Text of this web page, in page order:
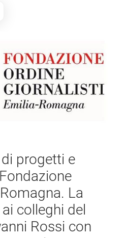
progetti e
La
colleghi del
Rossi con